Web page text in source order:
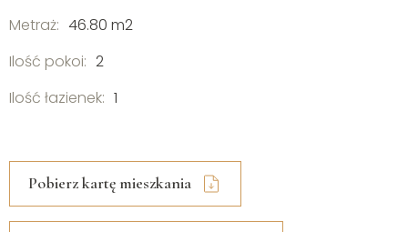
Metraż: 46.80 m2
Ilość pokoi: 2
Ilość łazienek: 1
Pobierz kartę mieszkania